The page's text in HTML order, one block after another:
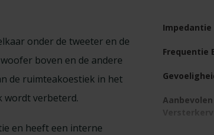
onder de tweeter en de
boven en de andere
de ruimteakoestiek in het
wordt verbeterd.
en heeft een interne
Impedantie
Frequentie
Aanbevolen